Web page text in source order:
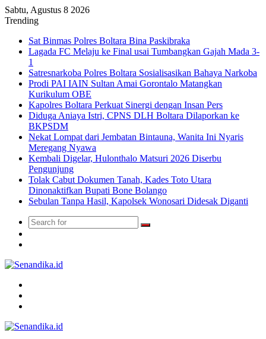
Sabtu, Agustus 8 2026
Trending
Sat Binmas Polres Boltara Bina Paskibraka
Lagada FC Melaju ke Final usai Tumbangkan Gajah Mada 3-
1
Satresnarkoba Polres Boltara Sosialisasikan Bahaya Narkoba
Prodi PAI IAIN Sultan Amai Gorontalo Matangkan
Kurikulum OBE
Kapolres Boltara Perkuat Sinergi dengan Insan Pers
Diduga Aniaya Istri, CPNS DLH Boltara Dilaporkan ke
BKPSDM
Nekat Lompat dari Jembatan Bintauna, Wanita Ini Nyaris
Meregang Nyawa
Kembali Digelar, Hulonthalo Matsuri 2026 Diserbu
Pengunjung
Tolak Cabut Dokumen Tanah, Kades Toto Utara
Dinonaktifkan Bupati Bone Bolango
Sebulan Tanpa Hasil, Kapolsek Wonosari Didesak Diganti
Search